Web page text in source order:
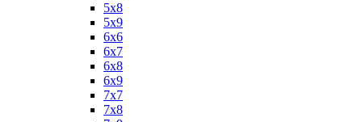
5х8
5х9
6x6
6x7
6x8
6x9
7x7
7x8